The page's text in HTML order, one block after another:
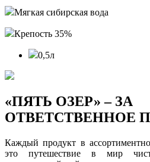
Мягкая сибирская вода
Крепость 35%
0,5л
«ПЯТЬ ОЗЕР» – ЗА
ОТВЕТСТВЕННОЕ
Каждый продукт в
это путешествие в мир